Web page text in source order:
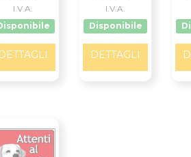
I.V.A.
DETTAGLI
I.V.A.
Disponibile
DETTAGLI